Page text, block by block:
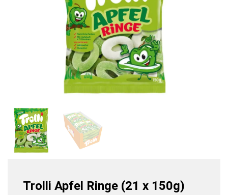
Trolli Apfel Ringe (21 x 150g)